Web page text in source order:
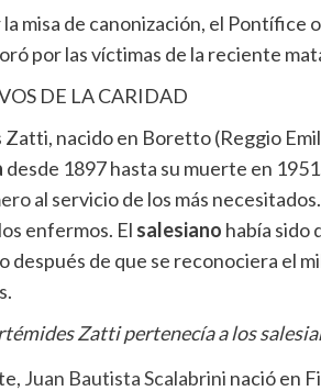
misa de canonización, el Pontífice
por las víctimas de la reciente
DE LA CARIDAD
nacido en Boretto (Reggio
desde 1897 hasta su muerte en
al servicio de los más
enfermos. El salesiano había sido
después de que se reconociera el
Zatti pertenecía a los
Juan Bautista Scalabrini nació en